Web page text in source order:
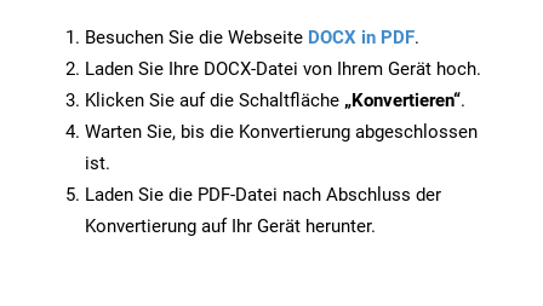
Besuchen Sie die Webseite DOCX in PDF.
Laden Sie Ihre DOCX-Datei von Ihrem Gerät hoch.
Klicken Sie auf die Schaltfläche „Konvertieren“.
Warten Sie, bis die Konvertierung abgeschlossen
ist.
Laden Sie die PDF-Datei nach Abschluss der
Konvertierung auf Ihr Gerät herunter.